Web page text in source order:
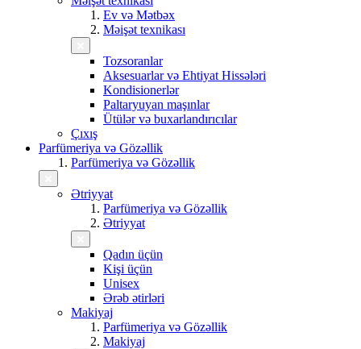
Ev və Mətbəx
Məişət texnikası
Tozsoranlar
Aksesuarlar və Ehtiyat Hissələri
Kondisionerlər
Paltaryuyan maşınlar
Ütülər və buxarlandırıcılar
Çıxış
Parfümeriya və Gözəllik
Parfümeriya və Gözəllik
Ətriyyat
Parfümeriya və Gözəllik
Ətriyyat
Qadın üçün
Kişi üçün
Unisex
Ərəb ətirləri
Makiyaj
Parfümeriya və Gözəllik
Makiyaj